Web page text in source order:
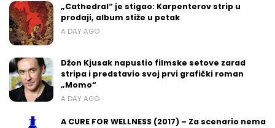
„Cathedral“ je stigao: Karpenterov strip u
prodaji, album stiže u petak
A DAY AGO
Džon Kjusak napustio filmske setove zarad
stripa i predstavio svoj prvi grafički roman
„Momo“
A DAY AGO
A CURE FOR WELLNESS (2017) – Za scenario nema